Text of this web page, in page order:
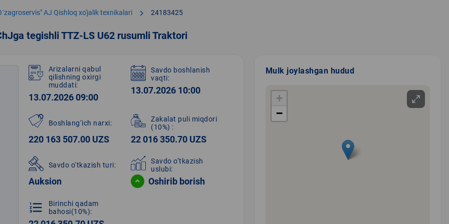
AJ Qishloq xo'jalik texnikalari chevron_right 24183425
tegishli TTZ-LS U62 rusumli Traktori
Arizalarni qabul
qilishning oxirgi
muddati:
13.07.2026 09:00
Savdo boshlanish
vaqti:
13.07.2026 10:00
Boshlang‘ich narxi:
220 163 507.00 UZS
Zakalat puli miqdori
(10%) :
22 016 350.70 UZS
Savdo o‘tkazish turi:
Auksion
Savdo o‘tkazish
uslubi:
Oshirib borish
format_list_numbered
Birinchi qadam
bahosi(10%):
Mulk joylashgan hudud
+
−